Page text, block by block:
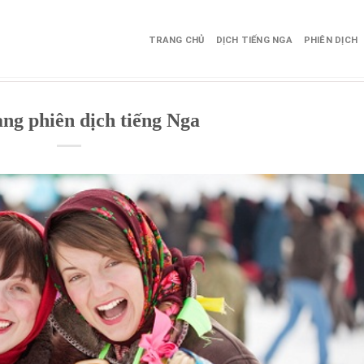
TRANG CHỦ DỊCH TIẾNG NGA PHIÊN DỊCH
phiên dịch tiếng Nga